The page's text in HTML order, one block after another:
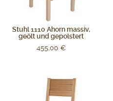
Stuhl 1110 Ahorn massiv,
geölt und gepolstert
455,00€